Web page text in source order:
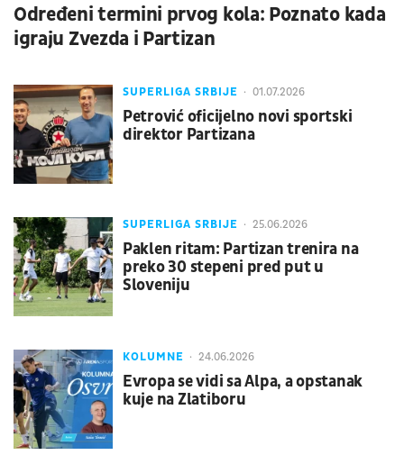
Određeni termini prvog kola: Poznato kada
igraju Zvezda i Partizan
SUPERLIGA SRBIJE 01.07.2026
Petrović oficijelno novi sportski
direktor Partizana
SUPERLIGA SRBIJE 25.06.2026
Paklen ritam: Partizan trenira na
preko 30 stepeni pred put u
Sloveniju
KOLUMNE 24.06.2026
Evropa se vidi sa Alpa, a opstanak
kuje na Zlatiboru